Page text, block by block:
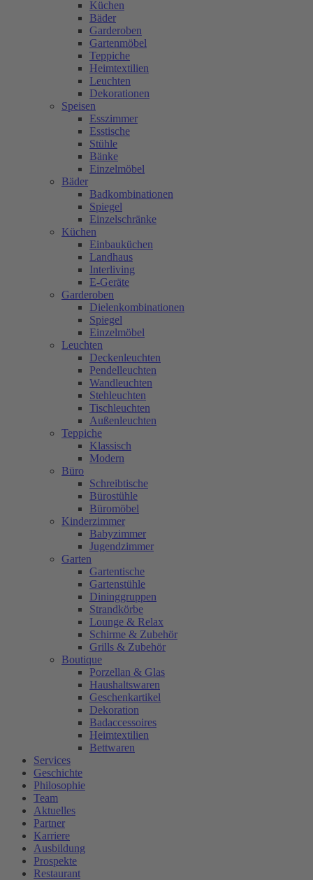
Küchen
Bäder
Garderoben
Gartenmöbel
Teppiche
Heimtextilien
Leuchten
Dekorationen
Speisen
Esszimmer
Esstische
Stühle
Bänke
Einzelmöbel
Bäder
Badkombinationen
Spiegel
Einzelschränke
Küchen
Einbauküchen
Landhaus
Interliving
E-Geräte
Garderoben
Dielenkombinationen
Spiegel
Einzelmöbel
Leuchten
Deckenleuchten
Pendelleuchten
Wandleuchten
Stehleuchten
Tischleuchten
Außenleuchten
Teppiche
Klassisch
Modern
Büro
Schreibtische
Bürostühle
Büromöbel
Kinderzimmer
Babyzimmer
Jugendzimmer
Garten
Gartentische
Gartenstühle
Dininggruppen
Strandkörbe
Lounge & Relax
Schirme & Zubehör
Grills & Zubehör
Boutique
Porzellan & Glas
Haushaltswaren
Geschenkartikel
Dekoration
Badaccessoires
Heimtextilien
Bettwaren
Services
Geschichte
Philosophie
Team
Aktuelles
Partner
Karriere
Ausbildung
Prospekte
Restaurant